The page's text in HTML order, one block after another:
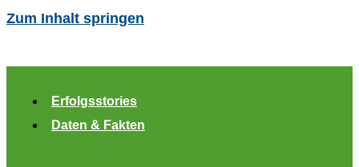
Zum Inhalt springen
Erfolgsstories
Daten & Fakten